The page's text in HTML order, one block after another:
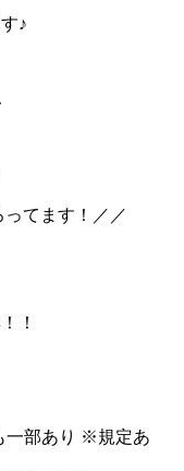
♪
てます！／／
！
一部あり ※規定あ